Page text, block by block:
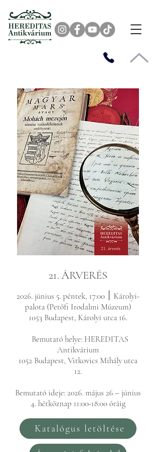
21. ÁRVERÉS
Károlyi-
palota (Petőfi Irodalmi Múzeum)
1053 Budapest, Károlyi utca 16.
Bemutató helye: HEREDITAS
Antikvárium
1052 Budapest, Vitkovics Mihály utca
12.
Bemutató ideje:2026. május 26 – június
4. hétköznap 11:00-18:00 óráig
Katalógus letöltése